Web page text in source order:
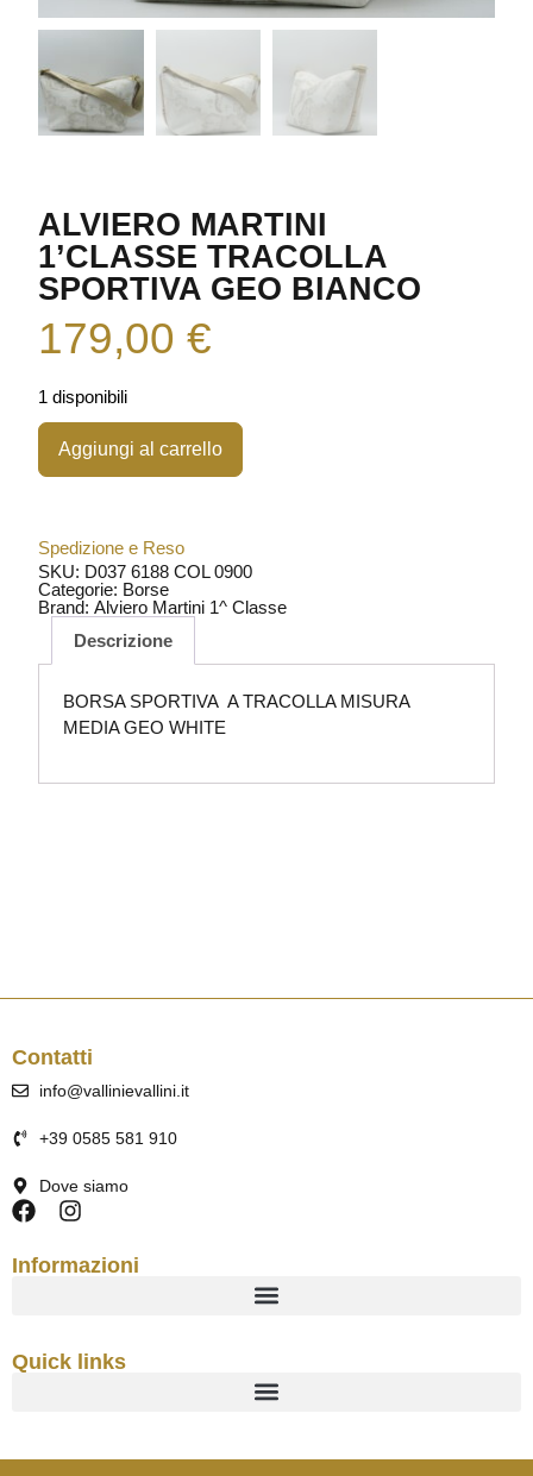
ALVIERO MARTINI
1’CLASSE TRACOLLA
SPORTIVA GEO BIANCO
179,00€
1 disponibili
Aggiungi al carrello
Spedizione e Reso
SKU: D037 6188 COL 0900
Categorie: Borse
Brand:Alviero Martini 1^ Classe
Descrizione
BORSA SPORTIVA A TRACOLLA MISURA
MEDIA GEO WHITE
Contatti
info@vallinievallini.it
+39 0585 581 910
Dove siamo
Informazioni
Quick links